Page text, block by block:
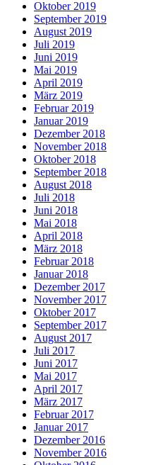
Oktober 2019
September 2019
August 2019
Juli 2019
Juni 2019
Mai 2019
April 2019
März 2019
Februar 2019
Januar 2019
Dezember 2018
November 2018
Oktober 2018
September 2018
August 2018
Juli 2018
Juni 2018
Mai 2018
April 2018
März 2018
Februar 2018
Januar 2018
Dezember 2017
November 2017
Oktober 2017
September 2017
August 2017
Juli 2017
Juni 2017
Mai 2017
April 2017
März 2017
Februar 2017
Januar 2017
Dezember 2016
November 2016